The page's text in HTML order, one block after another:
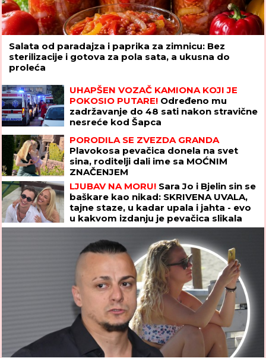
Salata od paradajza i paprika za zimnicu: Bez
sterilizacije i gotova za pola sata, a ukusna do
proleća
UHAPŠEN VOZAČ KAMIONA KOJI JE
POKOSIO PUTARE! Određeno mu
zadržavanje do 48 sati nakon stravične
nesreće kod Šapca
PORODILA SE ZVEZDA GRANDA
Plavokosa pevačica donela na svet
sina, roditelji dali ime sa MOĆNIM
ZNAČENJEM
LJUBAV NA MORU! Sara Jo i Bjelin sin se
baškare kao nikad: SKRIVENA UVALA,
tajne staze, u kadar upala i jahta - evo
u kakvom izdanju je pevačica slikala
Alekseja (FOTO)